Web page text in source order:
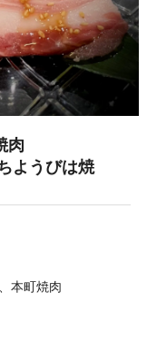
肉
ようびは焼
本町焼肉